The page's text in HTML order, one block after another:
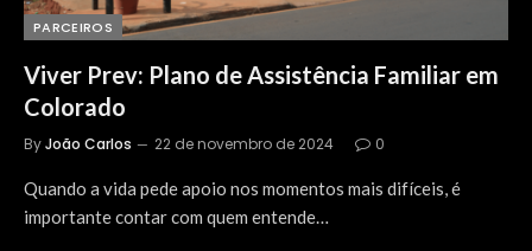
PARCEIROS
Viver Prev: Plano de Assistência Familiar em
Colorado
ByJoão Carlos 22 de novembro de 2024 0
Quando a vida pede apoio nos momentos mais difíceis, é
importante contar com quem entende…